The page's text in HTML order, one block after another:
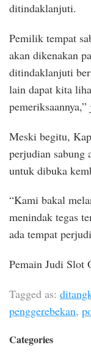
ditindaklanjuti.
Pemilik tempat
akan dikenakan
ditindaklanjuti
lain dapat kita
pemeriksaannya,”
Meski begitu,
perjudian sabung
untuk dibuka
“Kami bakal
menindak tegas
ada tempat
Pemain Judi Slot
Tagged as:
penggerebekan,
Categories